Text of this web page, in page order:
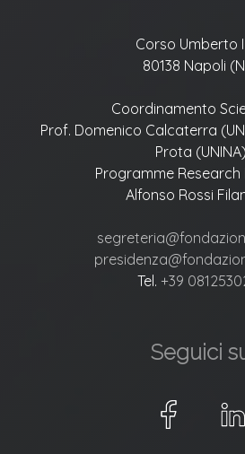
Corso Umberto
80138 Napoli
Coordinamento
Prof. Domenico Calcaterra
Prota (UNINA)
Programme Research
Alfonso Rossi
Tel. +39
Seguici